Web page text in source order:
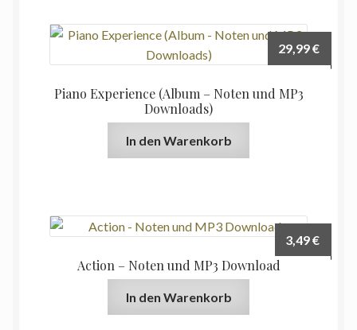
Piano Experience (Album – Noten und MP3
Downloads)
29,99€
In den Warenkorb
Action – Noten und MP3 Download
3,49€
In den Warenkorb